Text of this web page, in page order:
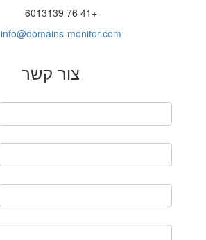
+41 76 6013139
info@domains-monitor.com
צור קשר